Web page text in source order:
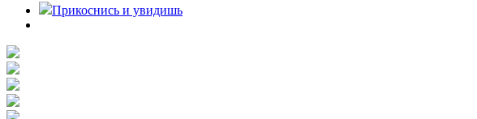
Прикоснись и увидишь